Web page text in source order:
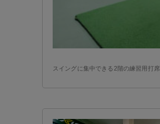
スイングに集中できる2階の練習用打席